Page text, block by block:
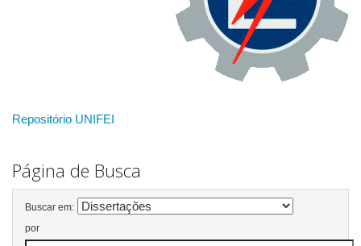
Repositório UNIFEI
Página de Busca
Buscar em:
por